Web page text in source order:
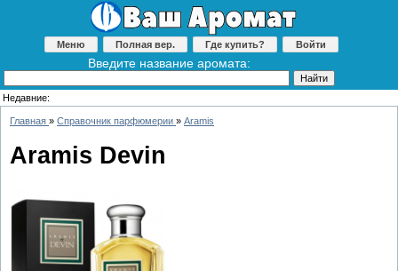
Меню Полная вер. Где купить? Войти
Введите название аромата:
Недавние:
Главная » Справочник парфюмерии » Aramis
Aramis Devin